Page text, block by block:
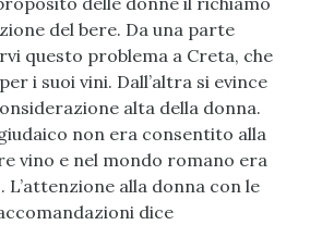
del bere. Da una parte
questo problema a Creta, che
i suoi vini. Dall’altra si evince
alta della donna.
non era consentito alla
vino e nel mondo romano era
L’attenzione alla donna con le
dice